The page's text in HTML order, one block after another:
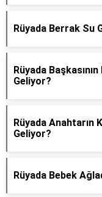
Rüyada Berrak Su
Rüyada
Geliyor?
Rüyada Anahtarın
Geliyor?
Rüyada Bebek